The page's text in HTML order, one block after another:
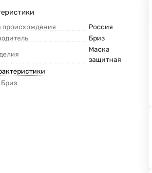
происхождения
Россия
Бриз
Маска
защитная
Бриз